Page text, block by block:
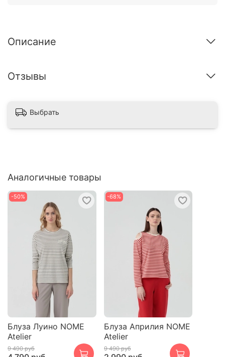
Описание
Отзывы
Выбрать
Аналогичные товары
-50%
Блуза Луино NOME
Atelier
9 490 руб
-68%
Блуза Априлия NOME
Atelier
9 490 руб